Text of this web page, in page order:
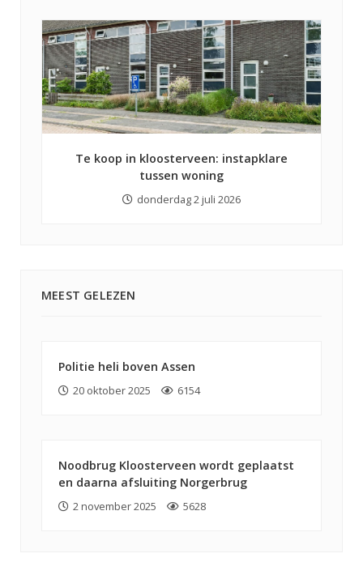
Te koop in kloosterveen: instapklare
tussen woning
donderdag 2 juli 2026
MEEST GELEZEN
Politie heli boven Assen
20 oktober 2025 6154
Noodbrug Kloosterveen wordt geplaatst
en daarna afsluiting Norgerbrug
2 november 2025 5628